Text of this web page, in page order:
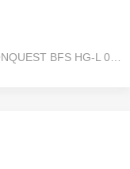
CQBFS左手/2017 CALCUTTA CONQUEST BFS HG-L 03676